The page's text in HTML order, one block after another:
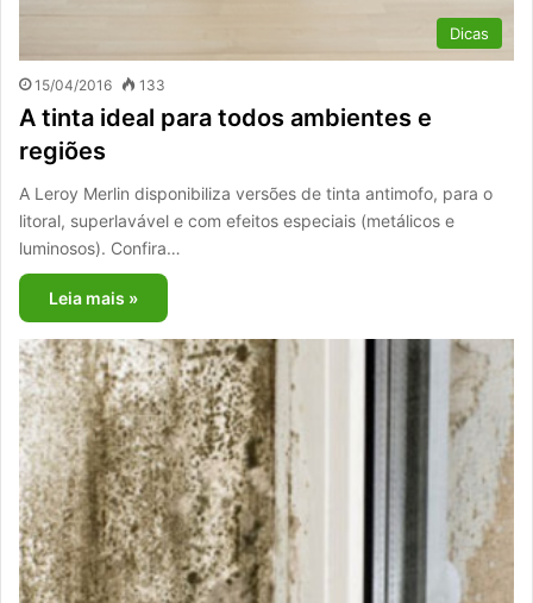
Dicas
15/04/2016 133
A tinta ideal para todos ambientes e
regiões
A Leroy Merlin disponibiliza versões de tinta antimofo, para o
litoral, superlavável e com efeitos especiais (metálicos e
luminosos). Confira…
Leia mais »